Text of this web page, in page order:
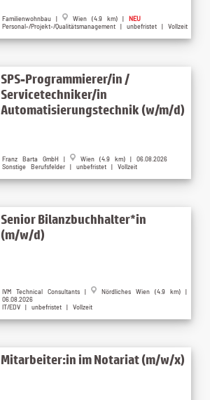
Familienwohnbau | Wien (4.9 km) | NEU
Personal-/Projekt-/Qualitätsmanagement | unbefristet | Vollzeit
SPS-Programmierer/in /
Servicetechniker/in
Automatisierungstechnik (w/m/d)
Franz Barta GmbH |
Wien (4.9 km) | 06.08.2026
Sonstige Berufsfelder | unbefristet | Vollzeit
Senior Bilanzbuchhalter*in
(m/w/d)
IVM Technical Consultants |
Nördliches Wien (4.9 km) |
06.08.2026
IT/EDV | unbefristet | Vollzeit
Mitarbeiter:in im Notariat (m/w/x)